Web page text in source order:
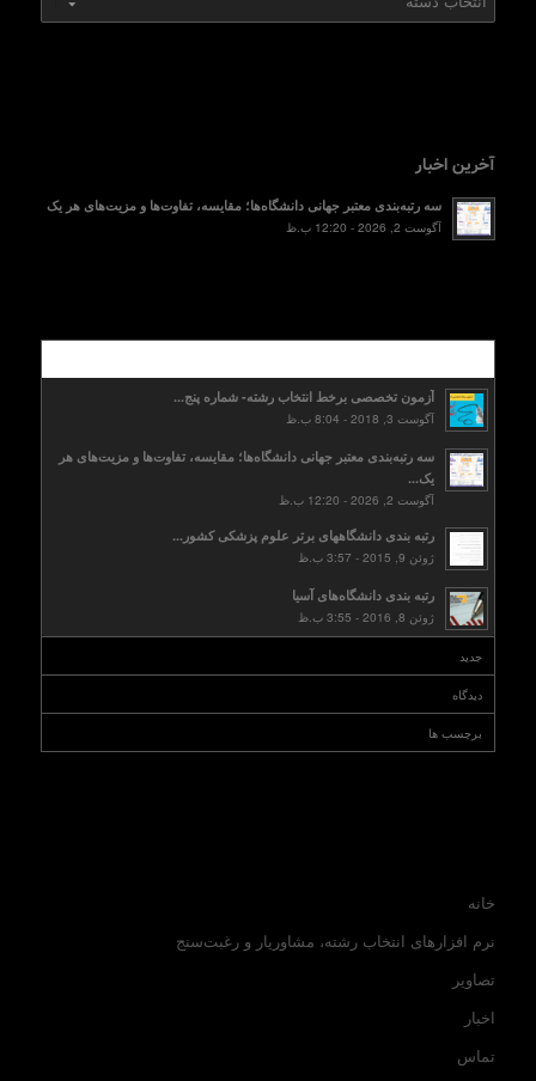
آخرین اخبار
سه رتبه‌بندی معتبر جهانی دانشگاه‌ها؛ مقایسه، تفاوت‌ها و مزیت‌های هر یک
آگوست 2, 2026 - 12:20 ب.ظ
آزمون تخصصی برخط انتخاب رشته- شماره پنج...
آگوست 3, 2018 - 8:04 ب.ظ
سه رتبه‌بندی معتبر جهانی دانشگاه‌ها؛ مقایسه، تفاوت‌ها و مزیت‌های هر
یک...
آگوست 2, 2026 - 12:20 ب.ظ
رتبه بندی دانشگاههای برتر علوم پزشکی کشور...
ژوئن 9, 2015 - 3:57 ب.ظ
رتبه بندی دانشگاه‌های آسیا
ژوئن 8, 2016 - 3:55 ب.ظ
جدید
دیدگاه
برچسب ها
خانه
نرم افزارهای انتخاب رشته، مشاوریار و رغبت‌سنج
تصاویر
اخبار
تماس